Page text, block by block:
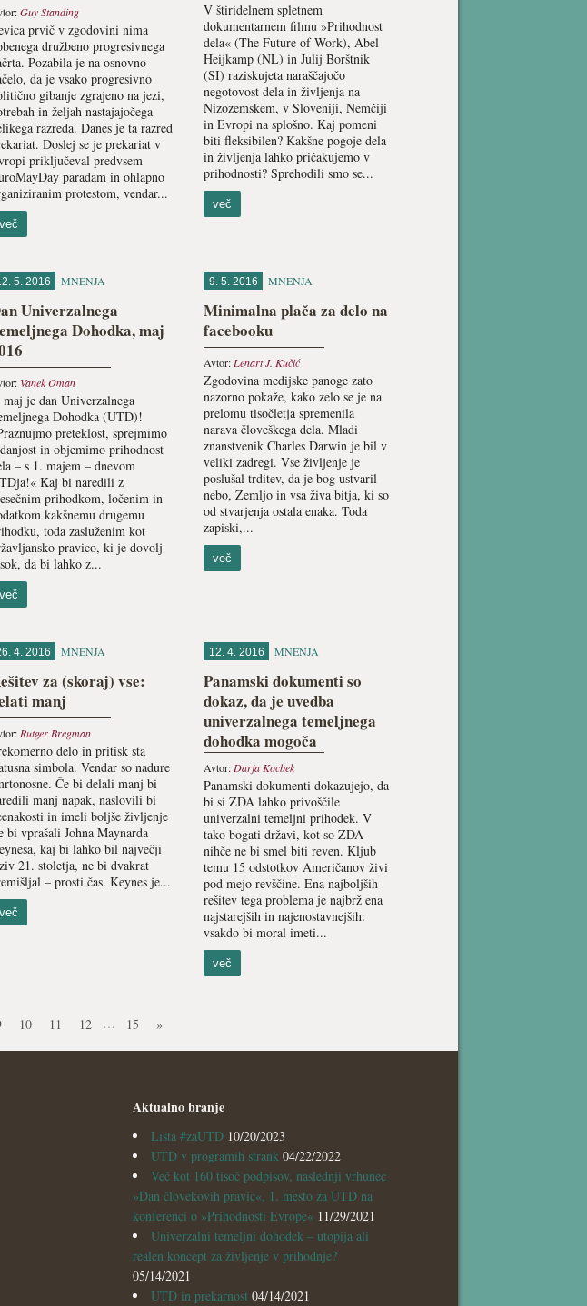
Guy Standing
prvič v zgodovini nima
družbeno progresivnega
Pozabila je na osnovno
da je vsako progresivno
gibanje zgrajeno na jezi,
in željah nastajajočega
razreda. Danes je ta razred
Doslej se je prekariat v
priključeval predvsem
paradam in ohlapno
protestom, vendar...
več
V štiridelnem spletnem
dokumentarnem filmu »Prihodnost
dela« (The Future of Work), Abel
Heijkamp (NL) in Julij Borštnik
(SI) raziskujeta naraščajočo
negotovost dela in življenja na
Nizozemskem, v Sloveniji, Nemčiji
in Evropi na splošno. Kaj pomeni
biti fleksibilen? Kakšne pogoje dela
in življenja lahko pričakujemo v
prihodnosti? Sprehodili smo se...
več
5. 2016 MNENJA
Univerzalnega
Dohodka, maj
Vanek Oman
maj je dan Univerzalnega
Dohodka (UTD)!
preteklost, sprejmimo
in objemimo prihodnost
– s 1. majem – dnevom
Kaj bi naredili z
prihodkom, ločenim in
kakšnemu drugemu
toda zasluženim kot
pravico, ki je dovolj
da bi lahko z...
več
9. 5. 2016 MNENJA
Minimalna plača za delo na
facebooku
Avtor: Lenart J. Kučić
Zgodovina medijske panoge zato
nazorno pokaže, kako zelo se je na
prelomu tisočletja spremenila
narava človeškega dela. Mladi
znanstvenik Charles Darwin je bil v
veliki zadregi. Vse življenje je
poslušal trditev, da je bog ustvaril
nebo, Zemljo in vsa živa bitja, ki so
od stvarjenja ostala enaka. Toda
zapiski,...
več
4. 2016 MNENJA
za (skoraj) vse:
manj
Rutger Bregman
delo in pritisk sta
simbola. Vendar so nadure
Če bi delali manj bi
manj napak, naslovili bi
in imeli boljše življenje
bi vprašali Johna Maynarda
kaj bi lahko bil največji
21. stoletja, ne bi dvakrat
– prosti čas. Keynes je...
več
12. 4. 2016 MNENJA
Panamski dokumenti so
dokaz, da je uvedba
univerzalnega temeljnega
dohodka mogoča
Avtor: Darja Kocbek
Panamski dokumenti dokazujejo, da
bi si ZDA lahko privoščile
univerzalni temeljni prihodek. V
tako bogati državi, kot so ZDA
nihče ne bi smel biti reven. Kljub
temu 15 odstotkov Američanov živi
pod mejo revščine. Ena najboljših
rešitev tega problema je najbrž ena
najstarejših in najenostavnejših:
vsakdo bi moral imeti...
več
10 11 12 … 15 »
Aktualno branje
Lista #zaUTD 10/20/2023
UTD v programih strank 04/22/2022
Več kot 160 tisoč podpisov, naslednji vrhunec
»Dan človekovih pravic«, 1. mesto za UTD na
konferenci o »Prihodnosti Evrope« 11/29/2021
Univerzalni temeljni dohodek – utopija ali
realen koncept za življenje v prihodnje?
05/14/2021
UTD in prekarnost 04/14/2021